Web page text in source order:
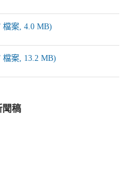
檔案, 4.0 MB)
檔案, 13.2 MB)
聞稿